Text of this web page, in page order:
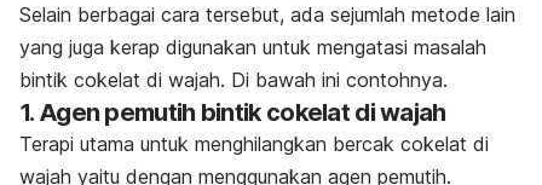
Selain berbagai cara tersebut, ada sejumlah metode lain
yang juga kerap digunakan untuk mengatasi masalah
bintik cokelat di wajah. Di bawah ini contohnya.
1. Agen pemutih bintik cokelat di wajah
Terapi utama untuk menghilangkan bercak cokelat di
wajah yaitu dengan menggunakan agen pemutih.